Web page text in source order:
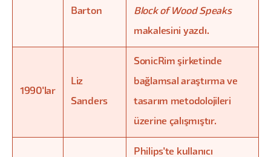
Barton Block of Wood Speaks
makalesini yazdı.
1990'lar
Liz
Sanders
SonicRim şirketinde
bağlamsal araştırma ve
tasarım metodolojileri
üzerine çalışmıştır.
Philips'te kullanıcı